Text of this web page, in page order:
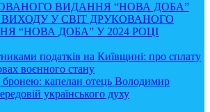
ВИДАННЯ “НОВА ДОБА”
ВИХОДУ У СВІТ ДРУКОВАНОГО
“НОВА ДОБА” У 2024 РОЦІ
податків на Київщині: про сплату
воєнного стану
бронею: капелан отець Володимир
українського духу